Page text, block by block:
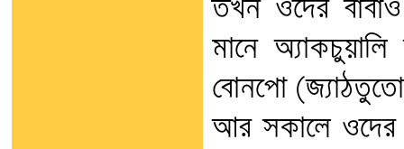
তখন ওদের বাবাও
মানে
বোনপো (জ্যাঠতুতো
আর সকালে ওদের